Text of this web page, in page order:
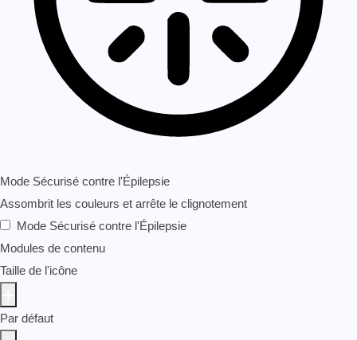
Mode Sécurisé contre l'Épilepsie
Assombrit les couleurs et arrête le clignotement
Mode Sécurisé contre l'Épilepsie
Modules de contenu
Taille de l'icône
Par défaut